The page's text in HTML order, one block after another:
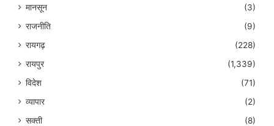
मानसून
(3)
राजनीति
(9)
रायगढ़
(228)
रायपुर
(1,339)
विदेश
(71)
व्यापार
(2)
सक्ती
(8)